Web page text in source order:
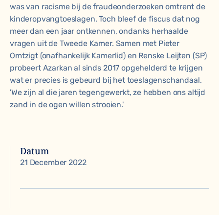
was van racisme bij de fraudeonderzoeken omtrent de
kinderopvangtoeslagen. Toch bleef de fiscus dat nog
meer dan een jaar ontkennen, ondanks herhaalde
vragen uit de Tweede Kamer. Samen met Pieter
Omtzigt (onafhankelijk Kamerlid) en Renske Leijten (SP)
probeert Azarkan al sinds 2017 opgehelderd te krijgen
wat er precies is gebeurd bij het toeslagenschandaal.
'We zijn al die jaren tegengewerkt, ze hebben ons altijd
zand in de ogen willen strooien.'
Datum
21 December 2022